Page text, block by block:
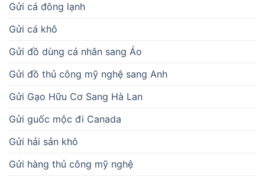
Gửi cá đông lạnh
Gửi cá khô
Gửi đồ dùng cá nhân sang Áo
Gửi đồ thủ công mỹ nghệ sang Anh
Gửi Gạo Hữu Cơ Sang Hà Lan
Gửi guốc mộc đi Canada
Gửi hải sản khô
Gửi hàng thủ công mỹ nghệ